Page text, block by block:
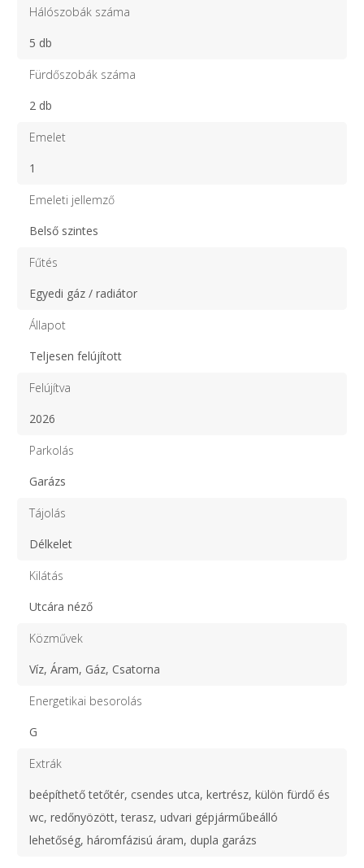
Hálószobák száma
5 db
Fürdőszobák száma
2 db
Emelet
1
Emeleti jellemző
Belső szintes
Fűtés
Egyedi gáz / radiátor
Állapot
Teljesen felújított
Felújítva
2026
Parkolás
Garázs
Tájolás
Délkelet
Kilátás
Utcára néző
Közművek
Víz, Áram, Gáz, Csatorna
Energetikai besorolás
G
Extrák
beépíthető tetőtér, csendes utca, kertrész, külön fürdő és
wc, redőnyözött, terasz, udvari gépjárműbeálló
lehetőség, háromfázisú áram, dupla garázs